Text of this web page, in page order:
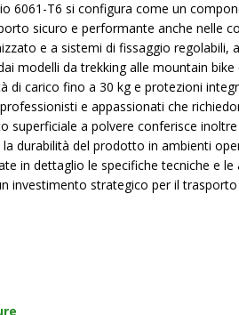
6061-T6 si configura come un
sicuro e performante anche nelle
e a sistemi di fissaggio regolabili,
modelli da trekking alle mountain bike
di carico fino a 30 kg e protezioni
e appassionati che
superficiale a polvere conferisce
durabilità del prodotto in ambienti
in dettaglio le specifiche tecniche e le
investimento strategico per il